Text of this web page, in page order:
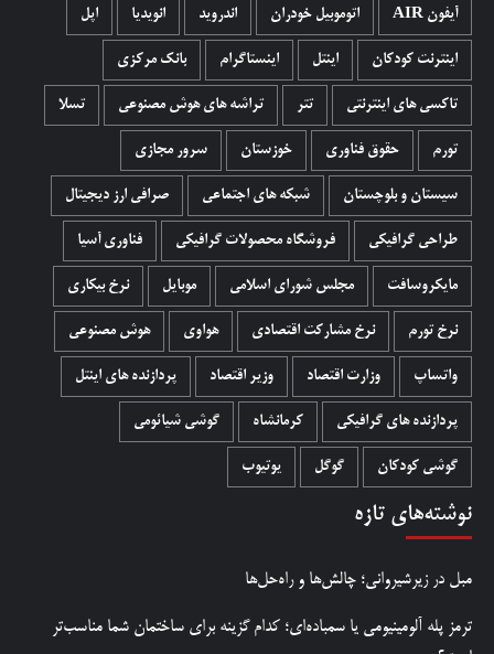
آیفون AIR اتوموبیل خودران اندروید انویدیا اپل
اینترنت کودکان اینتل اینستاگرام بانک مرکزی
تاکسی های اینترنتی تتر تراشه های هوش مصنوعی تسلا
تورم حقوق فناوری خوزستان سرور مجازی
سیستان و بلوچستان شبکه های اجتماعی صرافی ارز دیجیتال
طراحی گرافیکی فروشگاه محصولات گرافيکی فناوری آسیا
مایکروسافت مجلس شورای اسلامی موبایل نرخ بیکاری
نرخ تورم نرخ مشارکت اقتصادی هواوی هوش مصنوعی
واتساپ وزارت اقتصاد وزیر اقتصاد پردازنده های اینتل
پردازنده های گرافیکی کرمانشاه گوشی شیائومی
گوشی کودکان گوگل یوتیوب
نوشته‌های تازه
مبل در زیرشیروانی؛ چالش‌ها و راه‌حل‌ها
ترمز پله آلومینیومی یا سمباده‌ای؛ کدام گزینه برای ساختمان شما مناسب‌تر